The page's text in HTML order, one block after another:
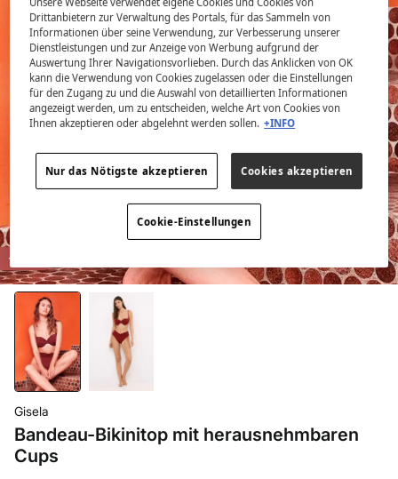
-50%
Gisela
Bandeau-Bikinitop mit herausnehmbaren
Cups
Drittanbietern zur Verwaltung des Portals, für das Sammeln von
Informationen über seine Verwendung, zur Verbesserung unserer
Dienstleistungen und zur Anzeige von Werbung aufgrund der
Auswertung Ihrer Navigationsvorlieben. Durch das Anklicken von OK
kann die Verwendung von Cookies zugelassen oder die Einstellungen
für den Zugang zu und die Auswahl von detaillierten Informationen
angezeigt werden, um zu entscheiden, welche Art von Cookies von
Ihnen akzeptieren oder abgelehnt werden sollen. +INFO
Nur das Nötigste akzeptieren Cookies akzeptieren
Cookie-Einstellungen